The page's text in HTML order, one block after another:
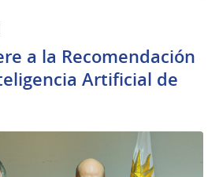
a la Recomendación
Artificial de